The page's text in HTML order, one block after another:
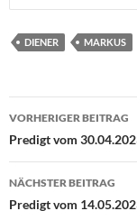
DIENER MARKUS
VORHERIGER BEITRAG
Predigt vom
NÄCHSTER BEITRAG
Predigt vom